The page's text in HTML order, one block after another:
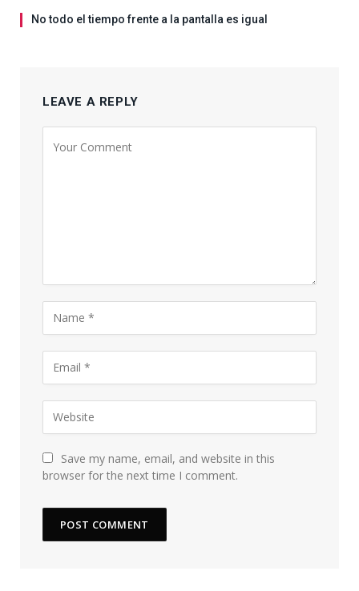
No todo el tiempo frente a la pantalla es igual
LEAVE A REPLY
Save my name, email, and website in this
browser for the next time I comment.